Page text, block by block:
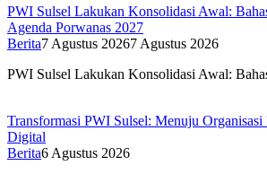
PWI Sulsel Lakukan Konsolidasi Awal:
Agenda Porwanas 2027
Berita7 Agustus 20267 Agustus 2026
PWI Sulsel Lakukan Konsolidasi Awal:
Transformasi PWI Sulsel: Menuju
Digital
Berita6 Agustus 2026